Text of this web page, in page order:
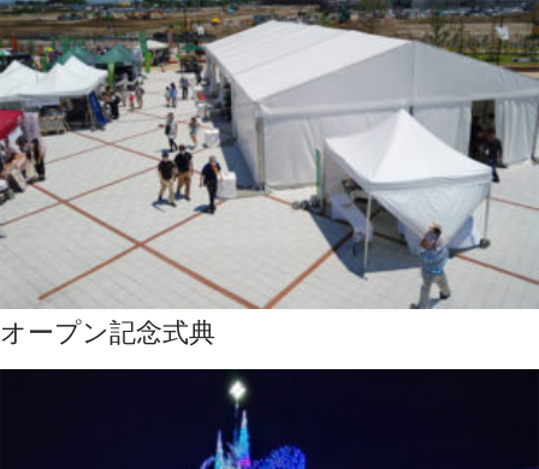
オープン記念式典